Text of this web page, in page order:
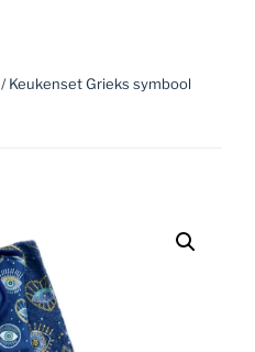
/ Keukenset Grieks symbool